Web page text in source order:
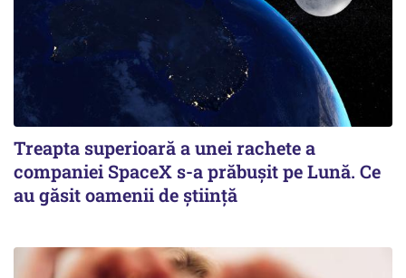
Treapta superioară a unei rachete a
companiei SpaceX s-a prăbușit pe Lună. Ce
au găsit oamenii de știință